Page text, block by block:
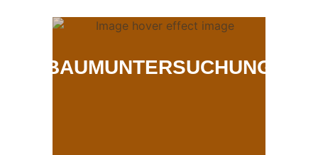
BAUMUNTERSUCHUNG